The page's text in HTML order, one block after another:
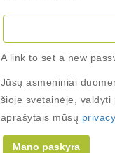
A link to set a new
Jūsų asmeniniai
šioje svetainėje, valdyti
aprašytais mūsų
Mano paskyra